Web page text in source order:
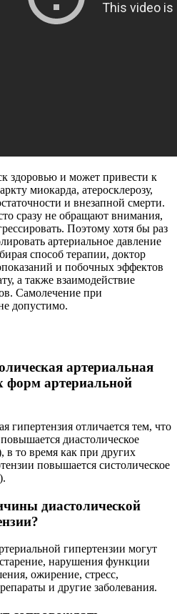
здоровью и может привести к
миокарда, атеросклерозу,
и внезапной смерти.
сразу не обращают внимания,
Поэтому хотя бы раз
артериальное давление
способ терапии, доктор
и побочных эффектов
а также взаимодействие
Самолечение при
допустимо.
артериальная
форм артериальной
гипертензия отличается тем, что
диастолическое
в то время как при других
повышается систолическое
диастолической
гипертензии могут
нарушения функции
ожирение, стресс,
и другие заболевания.